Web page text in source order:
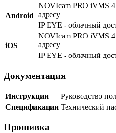
Android
NOVIcam PRO iVMS
адресу
IP EYE - облачный
iOS
NOVIcam PRO iVMS
адресу
IP EYE - облачный
Документация
Инструкции Руководство
Спецификации Технический
Прошивка